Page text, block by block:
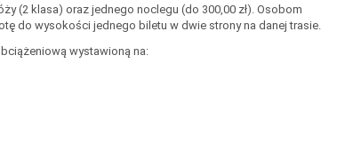
(2 klasa) oraz jednego noclegu (do 300,00 zł). Osobom
do wysokości jednego biletu w dwie strony na danej trasie.
wystawioną na: